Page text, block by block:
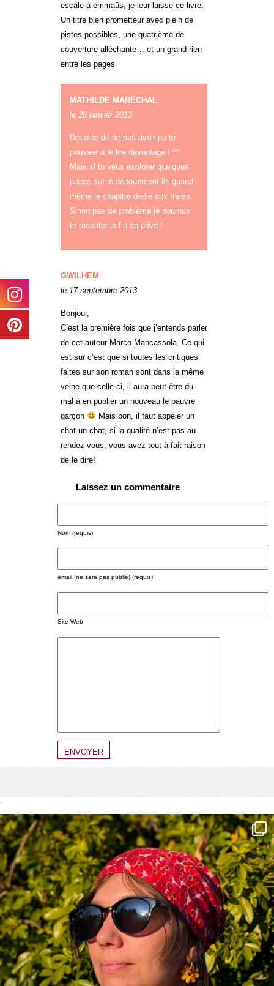
escale à emmaüs, je leur laisse ce livre.
Un titre bien prometteur avec plein de
pistes possibles, une quatrième de
couverture alléchante… et un grand rien
entre les pages
MATHILDE MARÉCHAL
le 28 janvier 2013
Désolée de ne pas avoir pu te
pousser à le lire davantage ! ^^
Mais si tu veux explorer quelques
pistes sur le dénouement lis quand
même le chapitre dédié aux frères.
Sinon pas de problème je pourrais
te raconter la fin en privé !
GWILHEM
le 17 septembre 2013
Bonjour,
C’est la première fois que j’entends parler
de cet auteur Marco Mancassola. Ce qui
est sur c’est que si toutes les critiques
faites sur son roman sont dans la même
veine que celle-ci, il aura peut-être du
mal à en publier un nouveau le pauvre
garçon
Mais bon, il faut appeler un
chat un chat, si la qualité n’est pas au
rendez-vous, vous avez tout à fait raison
de le dire!
Laissez un commentaire
Nom (requis)
email (ne sera pas publié) (requis)
Site Web